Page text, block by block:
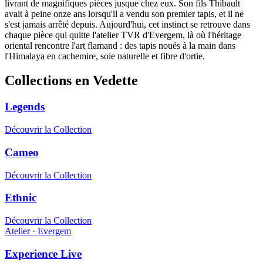
livrant de magnifiques pièces jusque chez eux. Son fils Thibault
avait à peine onze ans lorsqu'il a vendu son premier tapis, et il ne
s'est jamais arrêté depuis. Aujourd'hui, cet instinct se retrouve dans
chaque pièce qui quitte l'atelier TVR d'Evergem, là où l'héritage
oriental rencontre l'art flamand : des tapis noués à la main dans
l'Himalaya en cachemire, soie naturelle et fibre d'ortie.
Collections en Vedette
Legends
Découvrir la Collection
Cameo
Découvrir la Collection
Ethnic
Découvrir la Collection
Atelier · Evergem
Experience Live